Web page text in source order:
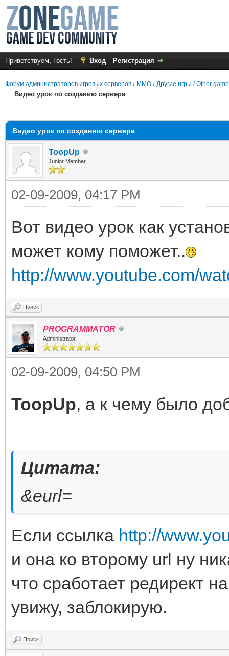
Приветствуем, Гость! Вход Регистрация
Форум администраторов игровых серверов › MMO › Другие игры / Other
Видео урок по созданию сервера
Видео урок по созданию сервера
ToopUp
Junior Member
02-09-2009, 04:17 PM
Вот видео урок как
может кому поможет..
http://www.youtube.com/
Поиск
PROGRAMMATOR
Administrator
02-09-2009, 04:50 PM
ToopUp, а к чему было
Цитата:
&eurl=
Если ссылка http://
и она ко второму url ну
что сработает редирект
увижу, заблокирую.
Поиск